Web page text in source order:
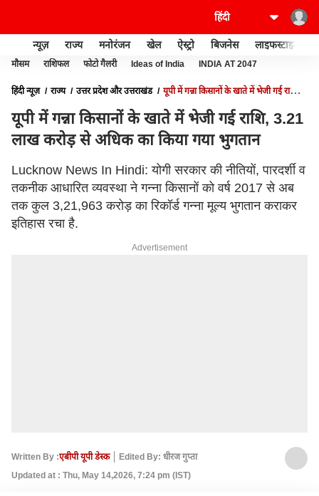
न्यूज़ राज्य मनोरंजन खेल ऐस्ट्रो बिजनेस लाइफस्टाइल
मौसम राशिफल फोटो गैलरी Ideas of India INDIA AT 2047
हिंदी न्यूज़ राज्य उत्तर प्रदेश और उत्तराखंड
यूपी में गन्ना किसानों के खाते में भेजी गई राशि,
यूपी में गन्ना किसानों के खाते में भेजी गई राशि, 3.21
लाख करोड़ से अधिक का किया गया भुगतान
Lucknow News In Hindi: योगी सरकार की नीतियों, पारदर्शी व
तकनीक आधारित व्यवस्था ने गन्ना किसानों को वर्ष 2017 से अब
तक कुल 3,21,963 करोड़ का रिकॉर्ड गन्ना मूल्य भुगतान कराकर
इतिहास रचा है.
Advertisement
Written By :एबीपी यूपी डेस्क
Edited By: धीरज गुप्ता
Updated at : Thu, May 14,2026, 7:24 pm (IST)